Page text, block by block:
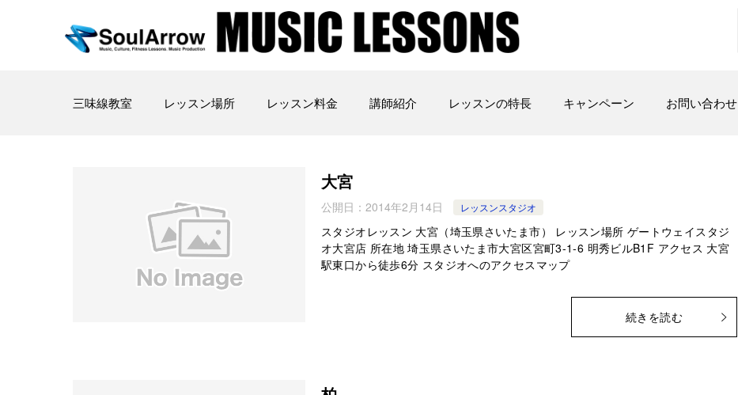
三味線教室 レッスン場所 レッスン料金 講師紹介 レッスンの特長 キャンペーン お問い合わせ
大宮
公開日： 2014年2月14日 レッスンスタジオ
スタジオレッスン 大宮（埼玉県さいたま市） レッスン場所 ゲートウェイスタジ
オ大宮店 所在地 埼玉県さいたま市大宮区宮町3-1-6 明秀ビルB1F アクセス 大宮
駅東口から徒歩6分 スタジオへのアクセスマップ
続きを読む